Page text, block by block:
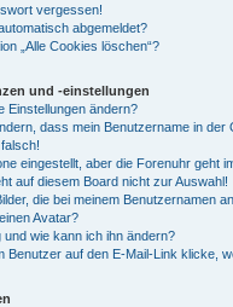
vergessen!
abgemeldet?
„Alle Cookies löschen“?
und -einstellungen
Einstellungen ändern?
dass mein Benutzername in der
eingestellt, aber die Forenuhr geht
auf diesem Board nicht zur Auswahl!
die bei meinem Benutzernamen
Avatar?
und wie kann ich ihn ändern?
Benutzer auf den E-Mail-Link klicke,